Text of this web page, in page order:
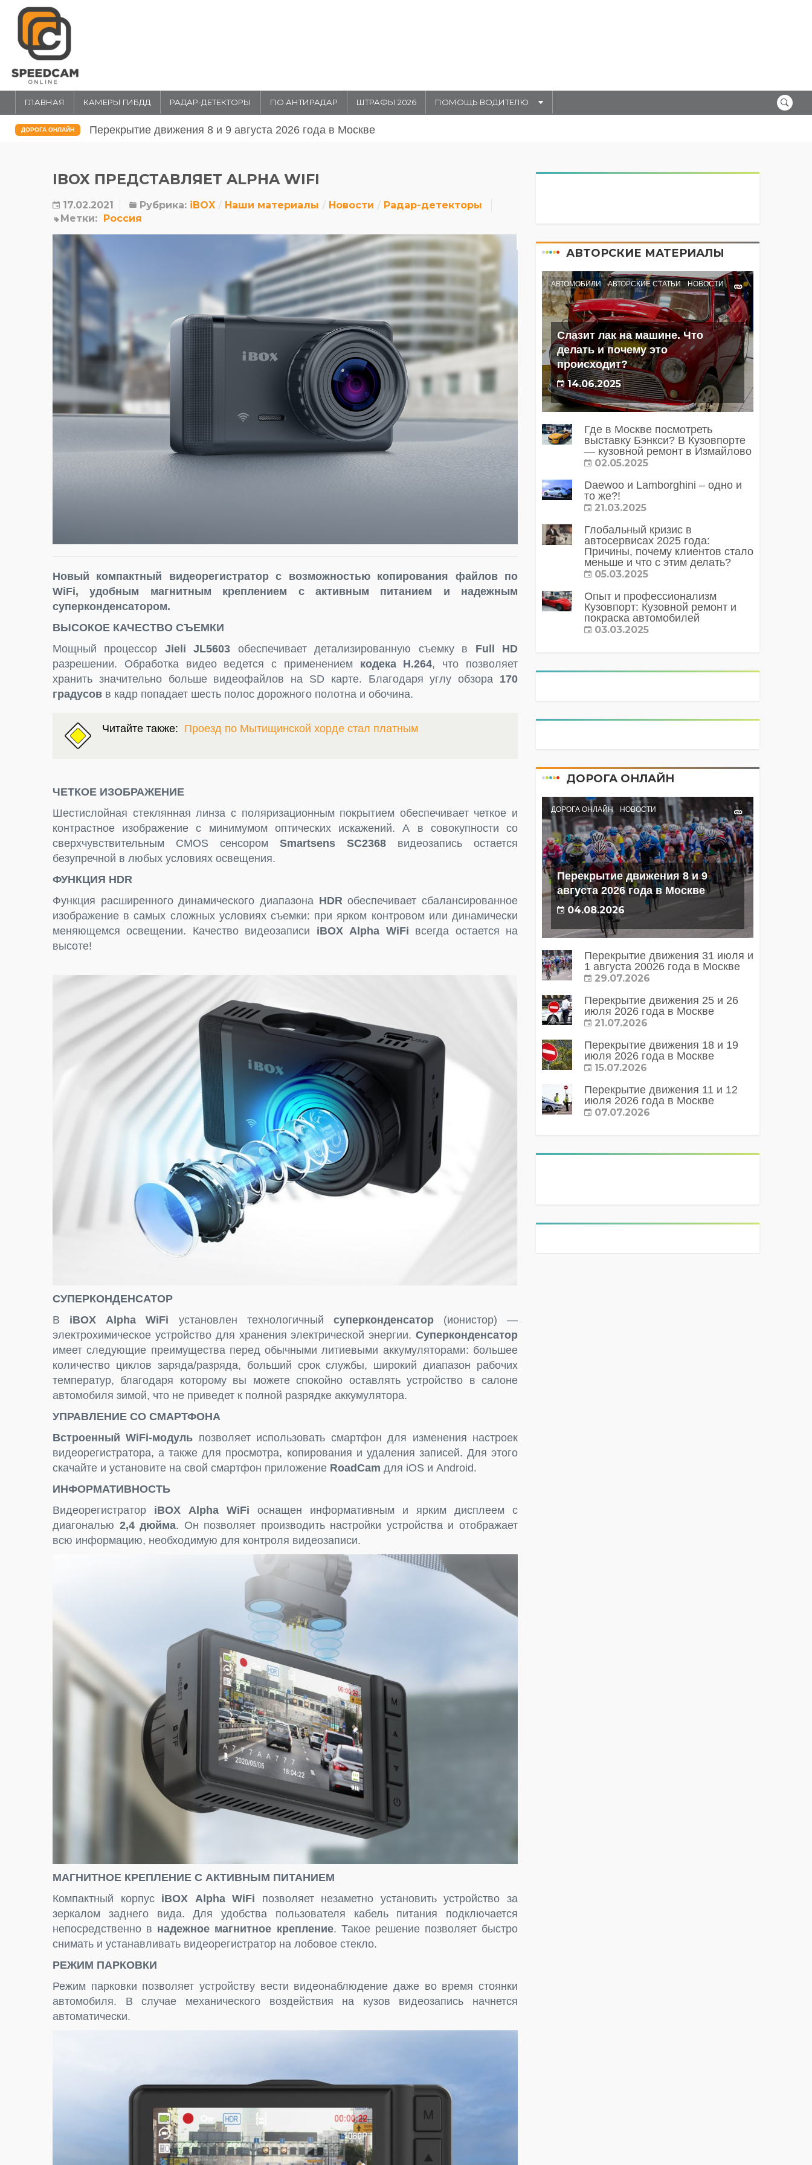
ГЛАВНАЯ КАМЕРЫ ГИБДД РАДАР-ДЕТЕКТОРЫ ПО АНТИРАДАР ШТРАФЫ 2026 ПОМОЩЬ ВОДИТЕЛЮ
ДОРОГА ОНЛАЙН Перекрытие движения 31 июля и 1 августа 20026 года в Москве
IBOX ПРЕДСТАВЛЯЕТ ALPHA WIFI
17.02.2021 Рубрика: iBOX Наши материалы Новости
Радар-детекторы
Метки: Россия
Новый компактный видеорегистратор с возможностью копирования файлов по
WiFi, удобным магнитным креплением с активным питанием и надежным
суперконденсатором.
ВЫСОКОЕ КАЧЕСТВО СЪЕМКИ
Мощный процессор Jieli JL5603 обеспечивает детализированную съемку в Full HD
разрешении. Обработка видео ведется с применением кодека H.264, что позволяет
хранить значительно больше видеофайлов на SD карте. Благодаря углу обзора 170
градусов в кадр попадает шесть полос дорожного полотна и обочина.
Читайте также: Проезд по Мытищинской хорде стал платным
ЧЕТКОЕ ИЗОБРАЖЕНИЕ
Шестислойная стеклянная линза с поляризационным покрытием обеспечивает четкое и
контрастное изображение с минимумом оптических искажений. А в совокупности со
сверхчувствительным CMOS сенсором Smartsens SC2368 видеозапись остается
безупречной в любых условиях освещения.
ФУНКЦИЯ HDR
Функция расширенного динамического диапазона HDRобеспечивает сбалансированное
изображение в самых сложных условиях съемки: при ярком контровом или динамически
меняющемся освещении. Качество видеозаписи iBOX Alpha WiFi всегда остается на
высоте!
СУПЕРКОНДЕНСАТОР
В iBOX Alpha WiFi установлен технологичный суперконденсатор(ионистор) —
электрохимическое устройство для хранения электрической энергии. Суперконденсатор
имеет следующие преимущества перед обычными литиевыми аккумуляторами: большее
количество циклов заряда/разряда, больший срок службы, широкий диапазон рабочих
температур, благодаря которому вы можете спокойно оставлять устройство в салоне
автомобиля зимой, что не приведет к полной разрядке аккумулятора.
УПРАВЛЕНИЕ СО СМАРТФОНА
Встроенный WiFi-модуль позволяет использовать смартфон для изменения настроек
видеорегистратора, а также для просмотра, копирования и удаления записей. Для этого
скачайте и установите на свой смартфон приложение RoadCam для iOS и Android.
ИНФОРМАТИВНОСТЬ
Видеорегистратор iBOX Alpha WiFi оснащен информативным и ярким дисплеем с
диагональю 2,4 дюйма. Он позволяет производить настройки устройства и отображает
всю информацию, необходимую для контроля видеозаписи.
МАГНИТНОЕ КРЕПЛЕНИЕ С АКТИВНЫМ ПИТАНИЕМ
Компактный корпус iBOX Alpha WiFi позволяет незаметно установить устройство за
зеркалом заднего вида. Для удобства пользователя кабель питания подключается
непосредственно в надежное магнитное крепление. Такое решение позволяет быстро
снимать и устанавливать видеорегистратор на лобовое стекло.
РЕЖИМ ПАРКОВКИ
Режим парковки позволяет устройству вести видеонаблюдение даже во время стоянки
автомобиля. В случае механического воздействия на кузов видеозапись начнется
автоматически.
АВТОРСКИЕ МАТЕРИАЛЫ
АВТОМОБИЛИ АВТОРСКИЕ СТАТЬИ НОВОСТИ
Слазит лак на машине. Что
делать и почему это
происходит?
14.06.2025
Где в Москве посмотреть
выставку Бэнкси? В Кузовпорте
— кузовной ремонт в Измайлово
02.05.2025
Daewoo и Lamborghini – одно и
то же?!
21.03.2025
Глобальный кризис в
автосервисах 2025 года:
Причины, почему клиентов стало
меньше и что с этим делать?
05.03.2025
Опыт и профессионализм
Кузовпорт: Кузовной ремонт и
покраска автомобилей
03.03.2025
ДОРОГА ОНЛАЙН
ДОРОГА ОНЛАЙН НОВОСТИ
Перекрытие движения 8 и 9
августа 2026 года в Москве
04.08.2026
Перекрытие движения 31 июля и
1 августа 20026 года в Москве
29.07.2026
Перекрытие движения 25 и 26
июля 2026 года в Москве
21.07.2026
Перекрытие движения 18 и 19
июля 2026 года в Москве
15.07.2026
Перекрытие движения 11 и 12
июля 2026 года в Москве
07.07.2026